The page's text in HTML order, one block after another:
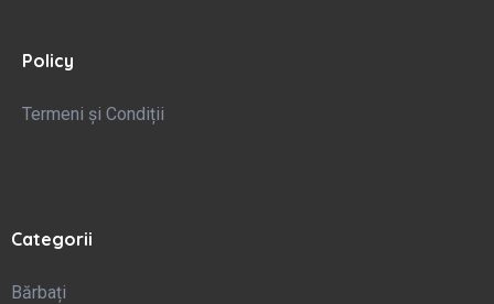
Policy
Termeni și Condiții
Categorii
Bărbați